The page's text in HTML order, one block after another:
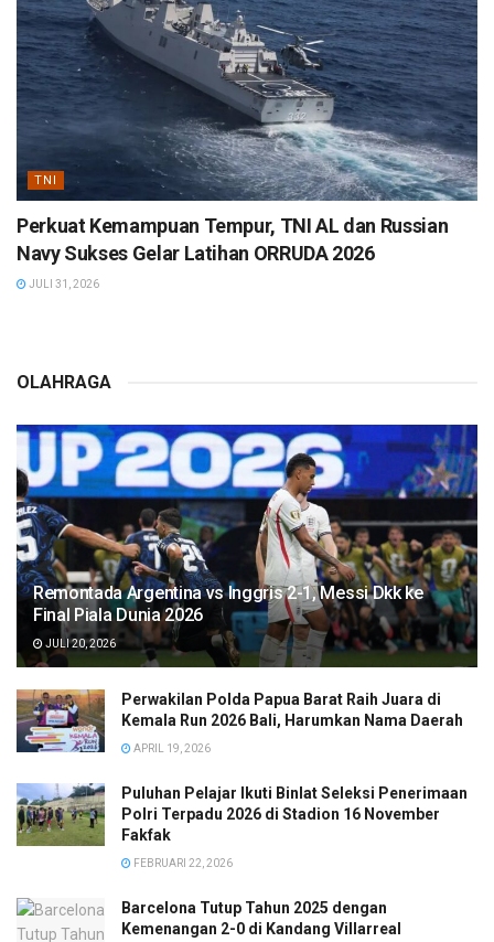
TNI
Perkuat Kemampuan Tempur, TNI AL dan Russian
Navy Sukses Gelar Latihan ORRUDA 2026
JULI 31, 2026
OLAHRAGA
Remontada Argentina vs Inggris 2-1, Messi Dkk ke
Final Piala Dunia 2026
JULI 20, 2026
Perwakilan Polda Papua Barat Raih Juara di
Kemala Run 2026 Bali, Harumkan Nama Daerah
APRIL 19, 2026
Puluhan Pelajar Ikuti Binlat Seleksi Penerimaan
Polri Terpadu 2026 di Stadion 16 November
Fakfak
FEBRUARI 22, 2026
Barcelona Tutup Tahun 2025 dengan
Kemenangan 2-0 di Kandang Villarreal